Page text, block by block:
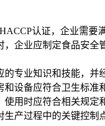
认证，企业需要满
企业应制定食品安全
专业知识和技能，并
设备应符合卫生标准
用时应符合相关规定
产过程中的关键控制